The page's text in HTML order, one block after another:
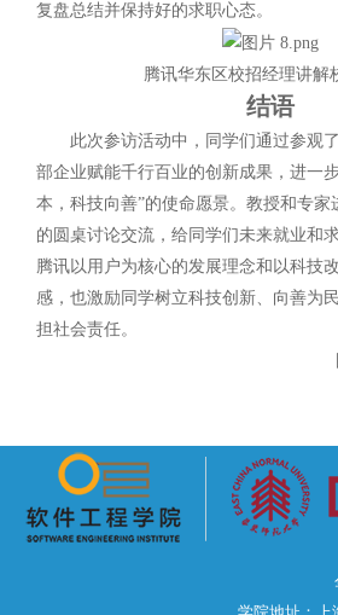
复盘总结并保持好的求职心态。
腾讯华东区校招经理讲解
结语
此次参访活动中，同学们通过参观
部企业赋能千行百业的创新成果，进一
本，科技向善”的使命愿景。教授和专家
的圆桌讨论交流，给同学们未来就业和
腾讯以用户为核心的发展理念和以科技
感，也激励同学树立科技创新、向善为
担社会责任。